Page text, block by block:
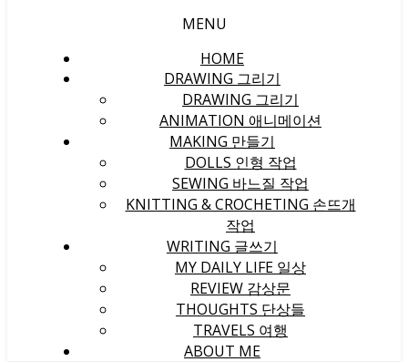
MENU
HOME
DRAWING 그리기
DRAWING 그리기
ANIMATION 애니메이션
MAKING 만들기
DOLLS 인형 작업
SEWING 바느질 작업
KNITTING & CROCHETING 손뜨개
작업
WRITING 글쓰기
MY DAILY LIFE 일상
REVIEW 감상문
THOUGHTS 단상들
TRAVELS 여행
ABOUT ME